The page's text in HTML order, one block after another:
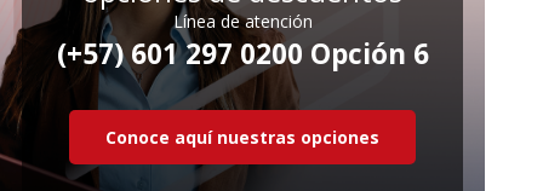
Línea de atención
(+57) 601 297 0200 Opción 6
Conoce aquí nuestras opciones